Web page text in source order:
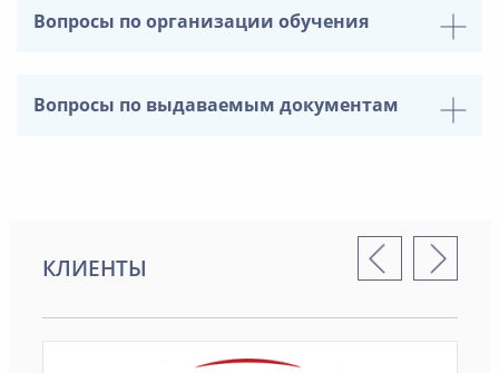
Вопросы по организации обучения
Вопросы по выдаваемым документам
КЛИЕНТЫ